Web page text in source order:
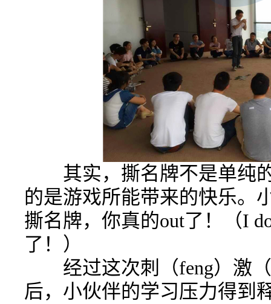
其实，撕名牌不是单纯
的是游戏所能带来的快乐。
撕名牌，你真的out了！（I
了！）
经过这次刺（feng）激
后，小伙伴的学习压力得到